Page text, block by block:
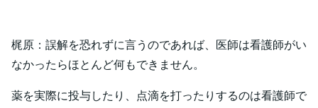
梶原：誤解を恐れずに言うのであれば、医師は看護師がい
なかったらほとんど何もできません。
薬を実際に投与したり、点滴を打ったりするのは看護師で